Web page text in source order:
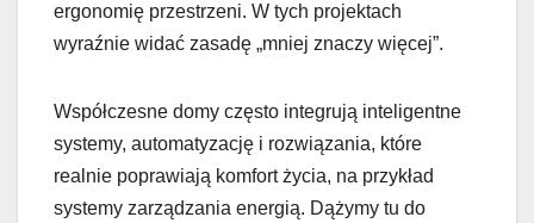
ergonomię przestrzeni. W tych projektach
wyraźnie widać zasadę „mniej znaczy więcej”.
Współczesne domy często integrują inteligentne
systemy, automatyzację i rozwiązania, które
realnie poprawiają komfort życia, na przykład
systemy zarządzania energią. Dążymy tu do